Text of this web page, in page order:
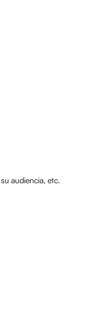
audiencia, etc.